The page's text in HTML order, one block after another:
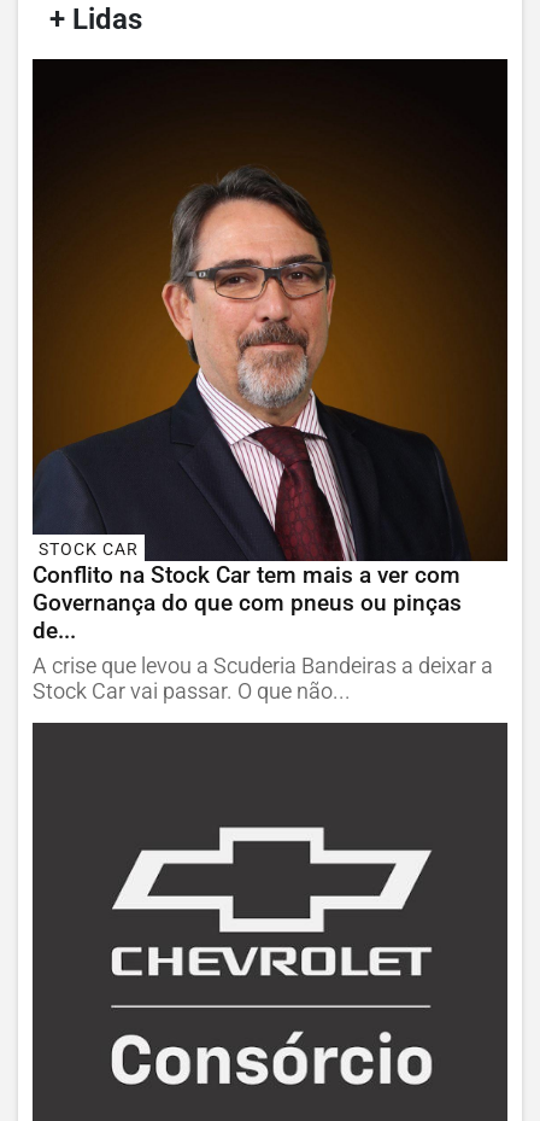
+ Lidas
STOCK CAR
Conflito na Stock Car tem mais a ver com
Governança do que com pneus ou pinças
de...
A crise que levou a Scuderia Bandeiras a deixar a
Stock Car vai passar. O que não...